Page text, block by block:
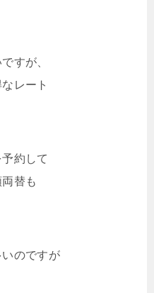
すが、
レート
約して
替も
のですが